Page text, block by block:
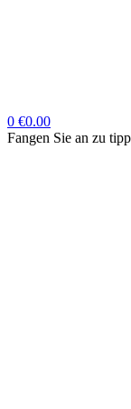
0 €0.00
Fangen Sie an zu